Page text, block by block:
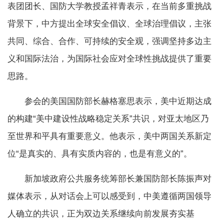
表团团长、国防大学教授孟祥青表示，在当前多重挑战
背景下，中方提出全球安全倡议、全球治理倡议，主张
共同、综合、合作、可持续的安全观，强调坚持多边主
义和国际法治，为国际社会应对全球性挑战提供了重要
思路。
参会的美国国防部长赫格塞思表示，美中近期达成
的构建“美中建设性战略稳定关系”共识，对亚太地区乃
至世界和平具有重要意义。他表示，美中两国关系新定
位“是真实的、具有实质内容的，也是有意义的”。
新加坡政府公共服务统筹部长兼国防部长陈振声对
媒体表示，从对话会上可以感受到，中美遵循两国领导
人确立的共识，正为双边关系继续向前发展夯实基